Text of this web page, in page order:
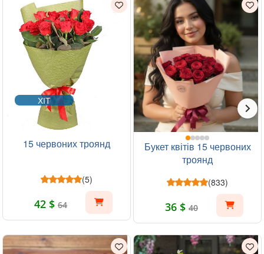
ХІТ
15 червоних троянд
(5)
42 $ 64
Букет квітів 15 червоних
троянд
(833)
36 $ 40